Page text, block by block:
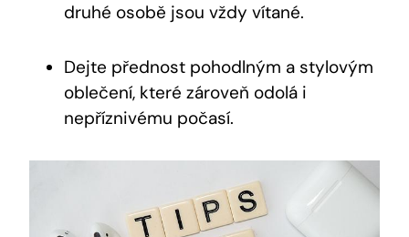
druhé osobě jsou vždy vítané.
Dejte přednost pohodlným a stylovým
oblečení, které zároveň odolá i
nepříznivému počasí.